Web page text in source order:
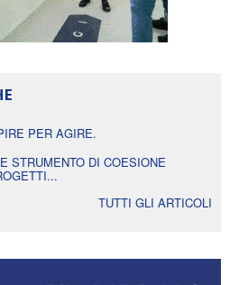
PER AGIRE.
STRUMENTO DI COESIONE
TUTTI GLI ARTICOLI